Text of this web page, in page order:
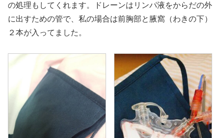
の処理もしてくれます。ドレーンはリンパ液をからだの外
に出すための管で、私の場合は前胸部と腋窩（わきの下）
２本が入ってました。